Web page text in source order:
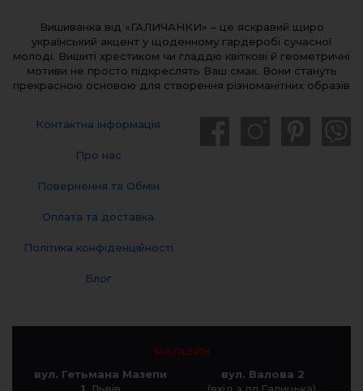
Вишиванка від «ГАЛИЧАНКИ» – це яскравий щиро
український акцент у щоденному гардеробі сучасної
молоді. Вишиті хрестиком чи гладдю квіткові й геометричні
мотиви не просто підкреслять Ваш смак. Вони стануть
прекрасною основою для створення різноманітних образів
Контактна інформація
Про нас
Повернення та Обмін
Оплата та доставка
Політика конфіденційності
Блог
МАГАЗИН
вул. Гетьмана Мазепи
вул. Валова 2